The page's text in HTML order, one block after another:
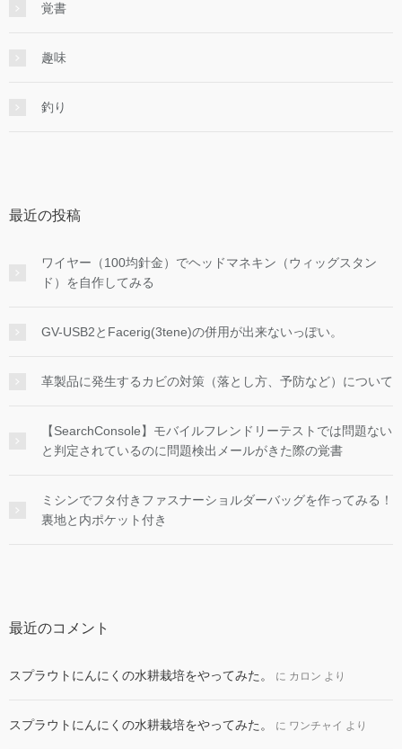
覚書
趣味
釣り
最近の投稿
ワイヤー（100均針金）でヘッドマネキン（ウィッグスタン
ド）を自作してみる
GV-USB2とFacerig(3tene)の併用が出来ないっぽい。
革製品に発生するカビの対策（落とし方、予防など）について
【SearchConsole】モバイルフレンドリーテストでは問題ない
と判定されているのに問題検出メールがきた際の覚書
ミシンでフタ付きファスナーショルダーバッグを作ってみる！
裏地と内ポケット付き
最近のコメント
スプラウトにんにくの水耕栽培をやってみた。 に カロン より
スプラウトにんにくの水耕栽培をやってみた。 に ワンチャイ より